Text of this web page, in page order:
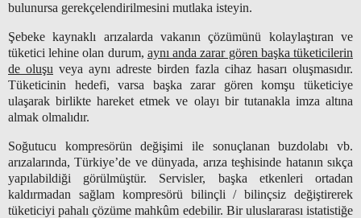
bulunursa gerekçelendirilmesini mutlaka isteyin.
Şebeke kaynaklı arızalarda vakanın çözümünü kolaylaştıran ve
tüketici lehine olan durum, aynı anda zarar gören başka tüketicilerin
de oluşu veya aynı adreste birden fazla cihaz hasarı oluşmasıdır.
Tüketicinin hedefi, varsa başka zarar gören komşu tüketiciye
ulaşarak birlikte hareket etmek ve olayı bir tutanakla imza altına
almak olmalıdır.
Soğutucu kompresörün değişimi ile sonuçlanan buzdolabı vb.
arızalarında, Türkiye’de ve dünyada, arıza teşhisinde hatanın sıkça
yapılabildiği görülmüştür. Servisler, başka etkenleri ortadan
kaldırmadan sağlam kompresörü bilinçli / bilinçsiz değiştirerek
tüketiciyi pahalı çözüme mahkûm edebilir. Bir uluslararası istatistiğe